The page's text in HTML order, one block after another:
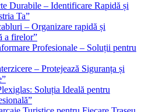
Durabile – Identificare Rapidă și
Ta”
– Organizare rapidă și
a firelor”
Profesionale – Soluții pentru
– Protejează Siguranța și
Soluția Ideală pentru